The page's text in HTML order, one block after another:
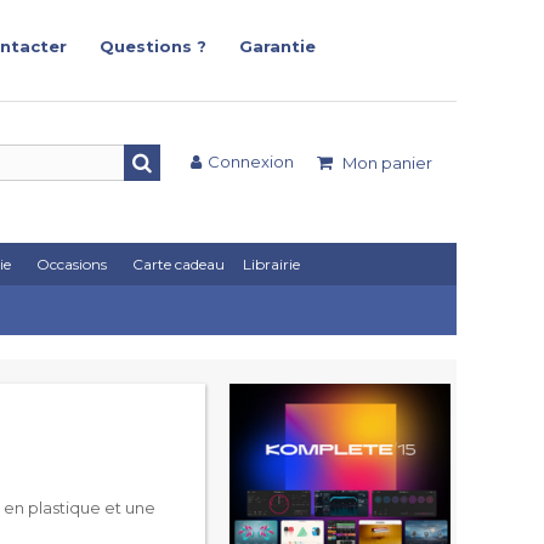
Questions ? Garantie
Mon panier
Connexion
Occasions Carte cadeau Librairie
plastique et une